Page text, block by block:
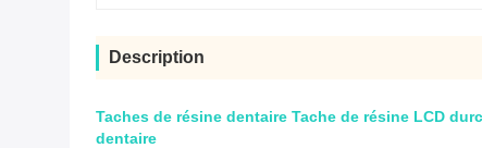
Description
Taches de résine dentaire Tache de résine LCD
dentaire